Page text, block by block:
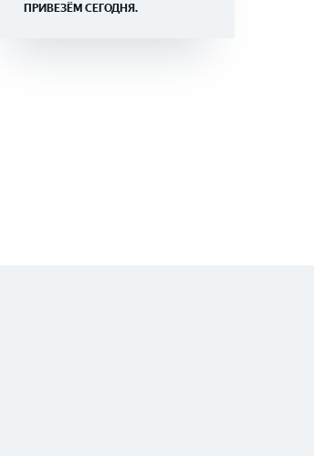
ПРИВЕЗЁМ СЕГОДНЯ.